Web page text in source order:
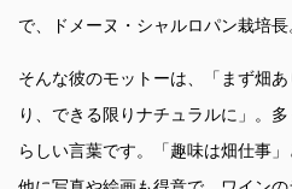
で、ドメーヌ・シャルロパン栽培長
そんな彼のモットーは、「まず畑
り、できる限りナチュラルに」。
らしい言葉です。「趣味は畑仕事